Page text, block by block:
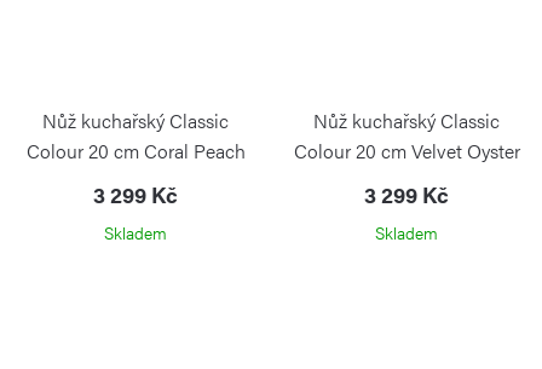
Nůž kuchařský Classic
Colour 20 cm Coral Peach
3 299 Kč
Skladem
Nůž kuchařský Classic
Colour 20 cm Velvet Oyster
3 299 Kč
Skladem